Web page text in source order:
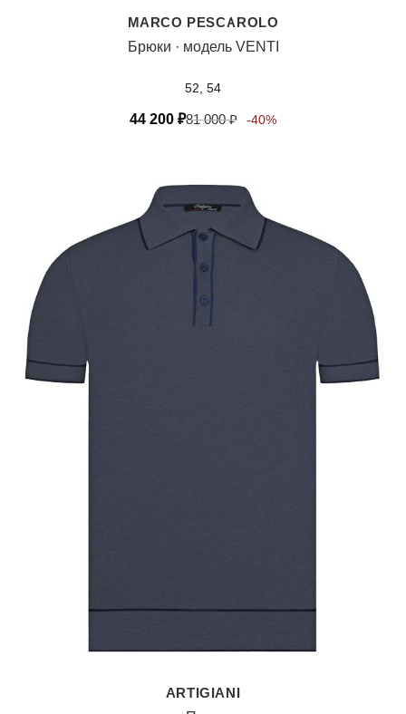
MARCO PESCAROLO
Брюки · модель VENTI
52, 54
44 200 ₽81 000₽ -40%
ARTIGIANI